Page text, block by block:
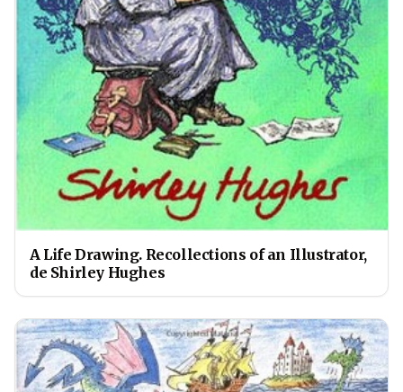
A Life Drawing. Recollections of an Illustrator,
de Shirley Hughes